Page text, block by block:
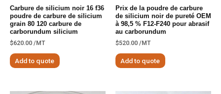
Carbure de silicium noir 16 f36
poudre de carbure de silicium
grain 80 120 carbure de
carborundum silicium
$620.00 /MT
Add to quote
Prix ​​​​de la poudre de carbure
de silicium noir de pureté OEM
à 98,5 % F12-F240 pour abrasif
au carborundum
$520.00 /MT
Add to quote